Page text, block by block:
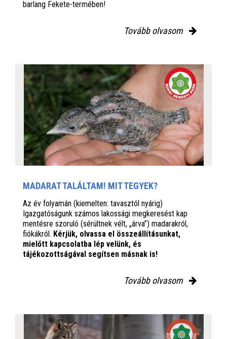
barlang Fekete-termében!
Tovább olvasom
MADARAT TALÁLTAM! MIT TEGYEK?
Az év folyamán (kiemelten: tavasztól nyárig)
Igazgatóságunk számos lakossági megkeresést kap
mentésre szoruló (sérültnek vélt, „árva”) madarakról,
fiókákról. Kérjük, olvassa el összeállításunkat,
mielőtt kapcsolatba lép velünk, és
tájékozottságával segítsen másnak is!
Tovább olvasom